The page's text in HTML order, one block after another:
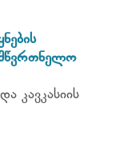
კავკასიის